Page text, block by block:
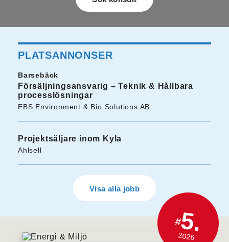
PLATSANNONSER
Barsebäck
Försäljningsansvarig – Teknik & Hållbara
processlösningar
EBS Environment & Bio Solutions AB
Projektsäljare inom Kyla
Ahlsell
Visa alla jobb
#5.
2026